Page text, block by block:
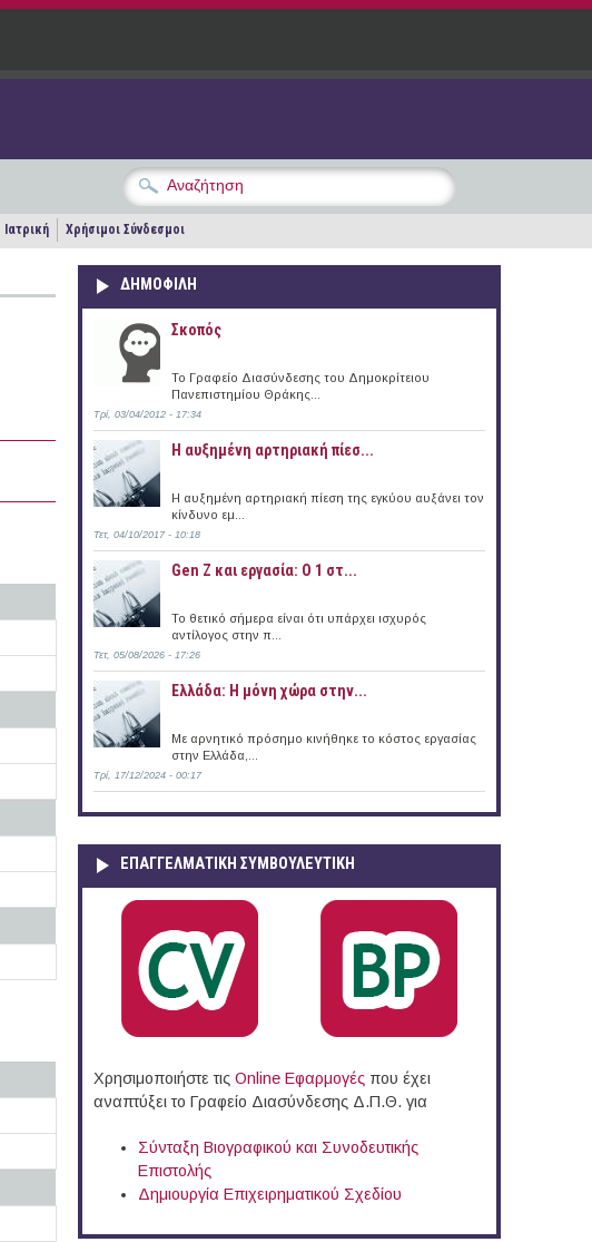
Ιατρική Χρήσιμοι Σύνδεσμοι
ΔΗΜΟΦΙΛΗ
Σκοπός
Το Γραφείο Διασύνδεσης του Δημοκρίτειου
Πανεπιστημίου Θράκης...
Τρί, 03/04/2012 - 17:34
Η αυξημένη αρτηριακή πίεσ...
Η αυξημένη αρτηριακή πίεση της εγκύου αυξάνει τον
κίνδυνο εμ...
Τετ, 04/10/2017 - 10:18
Gen Z και εργασία: Ο 1 στ...
Το θετικό σήμερα είναι ότι υπάρχει ισχυρός
αντίλογος στην π...
Τετ, 05/08/2026 - 17:26
Ελλάδα: Η μόνη χώρα στην...
Με αρνητικό πρόσημο κινήθηκε το κόστος εργασίας
στην Ελλάδα,...
Τρί, 17/12/2024 - 00:17
ΕΠΑΓΓΕΛΜΑΤΙΚΉ ΣΥΜΒΟΥΛΕΥΤΙΚΉ
Χρησιμοποιήστε τις Online Eφαρμογές που έχει
αναπτύξει το Γραφείο Διασύνδεσης Δ.Π.Θ. για
Σύνταξη Βιογραφικού και Συνοδευτικής
Επιστολής
Δημιουργία Επιχειρηματικού Σχεδίου